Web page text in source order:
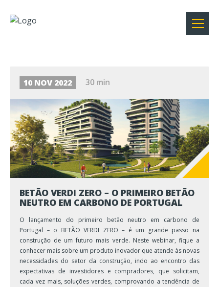
10 NOV 2022 30 min
BETÃO VERDI ZERO – O PRIMEIRO BETÃO
NEUTRO EM CARBONO DE PORTUGAL
O lançamento do primeiro betão neutro em carbono de
Portugal – o BETÃO VERDI ZERO – é um grande passo na
construção de um futuro mais verde. Neste webinar, fique a
conhecer mais sobre um produto inovador que atende às novas
necessidades do setor da construção, indo ao encontro das
expectativas de investidores e compradores, que solicitam,
cada vez mais, soluções verdes, comprovando a tendência de